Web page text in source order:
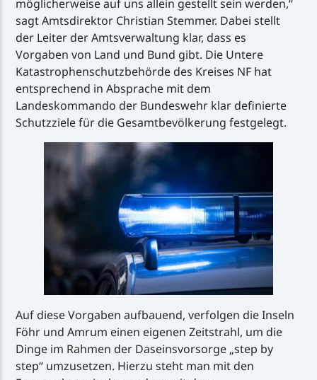
möglicherweise auf uns allein gestellt sein werden,“
sagt Amtsdirektor Christian Stemmer. Dabei stellt
der Leiter der Amtsverwaltung klar, dass es
Vorgaben von Land und Bund gibt. Die Untere
Katastrophenschutzbehörde des Kreises NF hat
entsprechend in Absprache mit dem
Landeskommando der Bundeswehr klar definierte
Schutzziele für die Gesamtbevölkerung festgelegt.
Auf diese Vorgaben aufbauend, verfolgen die Inseln
Föhr und Amrum einen eigenen Zeitstrahl, um die
Dinge im Rahmen der Daseinsvorsorge „step by
step“ umzusetzen. Hierzu steht man mit den